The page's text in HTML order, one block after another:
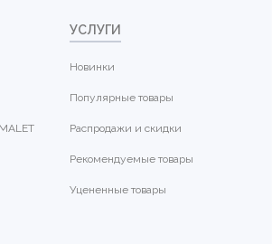
УСЛУГИ
Новинки
Популярные товары
Распродажи и скидки
Рекомендуемые товары
Уцененные товары